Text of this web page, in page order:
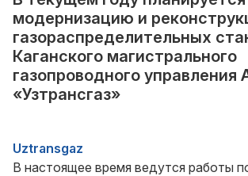
модернизацию и
газораспределительных
Каганского магистрального
газопроводного управления
«Узтрансгаз»
Uztransgaz
В настоящее время ведутся работы